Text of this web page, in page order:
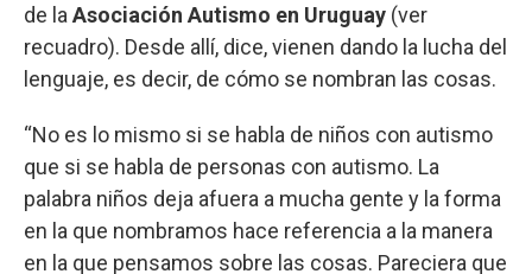
de la Asociación Autismo en Uruguay (ver
recuadro). Desde allí, dice, vienen dando la lucha del
lenguaje, es decir, de cómo se nombran las cosas.
“No es lo mismo si se habla de niños con autismo
que si se habla de personas con autismo. La
palabra niños deja afuera a mucha gente y la forma
en la que nombramos hace referencia a la manera
en la que pensamos sobre las cosas. Pareciera que